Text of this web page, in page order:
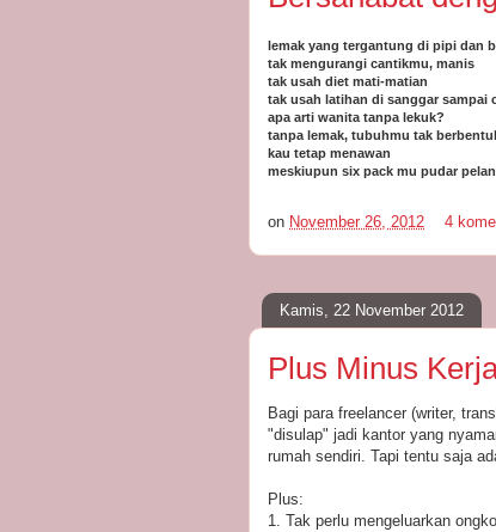
lemak yang tergantung di pipi dan
tak mengurangi cantikmu, manis
tak usah diet mati-matian
tak usah latihan di sanggar sampai
apa arti wanita tanpa lekuk?
tanpa lemak, tubuhmu tak
kau tetap menawan
meskiupun six pack mu pudar
on November 26, 2012 4
Kamis, 22 November 2012
Plus Minus
Bagi para freelancer (writer,
"disulap" jadi kantor yang
rumah sendiri. Tapi tentu saja
Plus:
1. Tak perlu mengeluarkan